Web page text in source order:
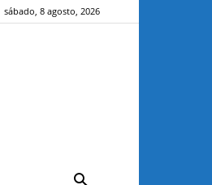
sábado, 8 agosto, 2026